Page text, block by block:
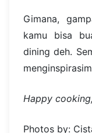
Gimana,
kamu bisa
dining deh.
Happy cooking,
Photos by: